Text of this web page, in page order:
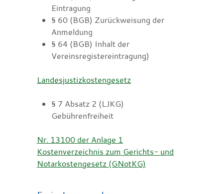
Eintragung
§ 60 (BGB) Zurückweisung der
Anmeldung
§ 64 (BGB) Inhalt der
Vereinsregistereintragung)
Landesjustizkostengesetz
§ 7 Absatz 2 (LJKG)
Gebührenfreiheit
Nr. 13100 der Anlage 1
Kostenverzeichnis zum Gerichts- und
Notarkostengesetz (GNotKG)